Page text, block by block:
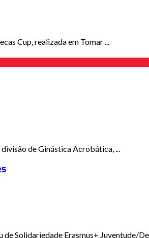
Cup, realizada em Tomar ...
de Ginástica Acrobática, ...
Solidariedade Erasmus+ Juventude/